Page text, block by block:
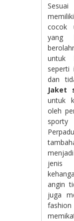
cocok
yang
untuk
seperti
dan
Jaket
untuk
oleh
jenis
angin
juga